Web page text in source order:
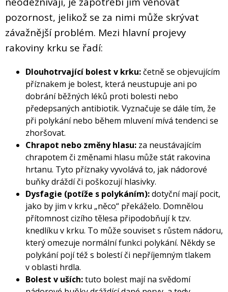
pozornost, jelikož se za nimi může skrývat
závažnější problém. Mezi hlavní projevy
rakoviny krku se řadí:
Dlouhotrvající bolest v krku: četně se objevujícím
příznakem je bolest, která neustupuje ani po
dobrání běžných léků proti bolesti nebo
předepsaných antibiotik. Vyznačuje se dále tím, že
při polykání nebo během mluvení mívá tendenci se
zhoršovat.
Chrapot nebo změny hlasu: za neustávajícím
chrapotem či změnami hlasu může stát rakovina
hrtanu. Tyto příznaky vyvolává to, jak nádorové
buňky dráždí či poškozují hlasivky.
Dysfagie (potíže s polykáním):dotyční mají pocit,
jako by jim v krku „něcoׅ“ překáželo. Domnělou
přítomnost cizího tělesa připodobňují k tzv.
knedlíku v krku. To může souviset s růstem nádoru,
který omezuje normální funkci polykání. Někdy se
polykání pojí též s bolestí či nepříjemným tlakem
v oblasti hrdla.
Bolest v uších:tuto bolest mají na svědomí